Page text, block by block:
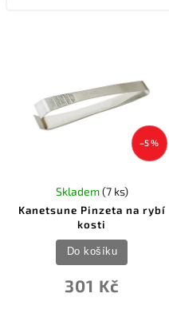
–5 %
Kanetsune Pinzeta na rybí
kosti
Skladem(7 ks)
301 Kč
Do košíku